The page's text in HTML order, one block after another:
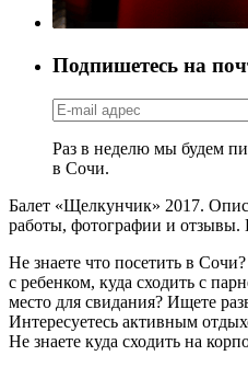
Подпишетесь на
Раз в неделю мы будем
в Сочи.
Балет «Щелкунчик» 2017.
работы, фотографии и отзывы.
Не знаете что посетить в
с ребенком, куда сходить с
место для свидания? Ищете
Интересуетесь активным
Не знаете куда сходить на